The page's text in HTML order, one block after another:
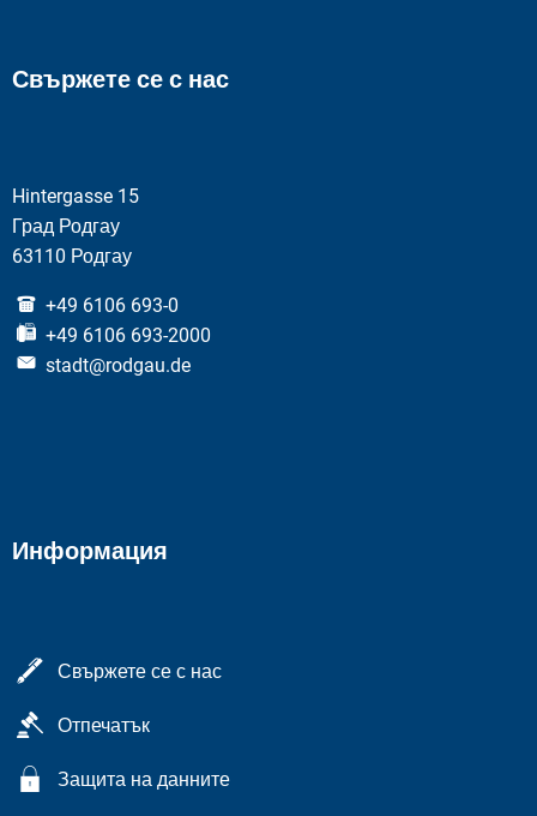
Свържете се с нас
Hintergasse 15
Град Родгау
63110 Родгау
+49 6106 693-0
+49 6106 693-2000
stadt@rodgau.de
Информация
Свържете се с нас
Отпечатък
Защита на данните